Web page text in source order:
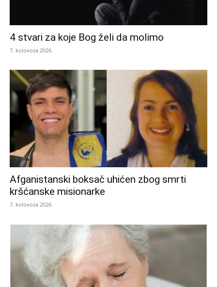
4 stvari za koje Bog želi da molimo
7. kolovoza 2026.
Afganistanski boksač uhićen zbog smrti
kršćanske misionarke
7. kolovoza 2026.